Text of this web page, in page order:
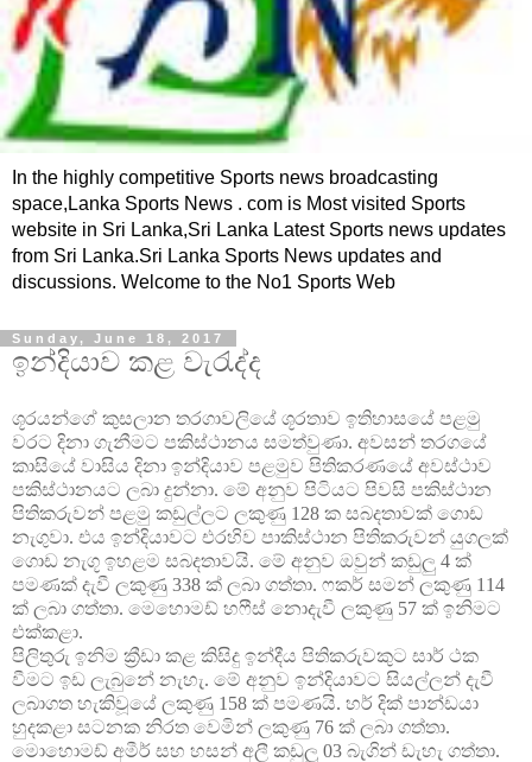
In the highly competitive Sports news broadcasting
space,Lanka Sports News . com is Most visited Sports
website in Sri Lanka,Sri Lanka Latest Sports news updates
from Sri Lanka.Sri Lanka Sports News updates and
discussions. Welcome to the No1 Sports Web
Sunday, June 18, 2017
ඉන්දියාව කළ වැරැද්ද
ශූරයන්ගේ කුසලාන තරගාවලියේ ශූරතාව ඉතිහාසයේ පළමු
වරට දිනා ගැනීමට පකිස්ථානය සමත්වුණා. අවසන් තරගයේ
කාසියේ වාසිය දිනා ඉන්දියාව පළමුව පිතිකරණයේ අවස්ථාව
පකිස්ථානයට ලබා දුන්නා. මේ අනුව පිටියට පිවසි පකිස්ථාන
පිතිකරුවන් පළමු කඩුල්ලට ලකුණු 128 ක සබදතාවක් ගොඩ
නැගුවා. එය ඉන්දියාවට එරහිව පාකිස්ථාන පිතිකරුවන් යුගලක්
ගොඩ නැගූ ඉහළම සබදතාවයි. මේ අනුව ඔවුන් කඩුලු 4 ක්
පමණක් දැවී ලකුණු 338 ක් ලබා ගත්තා. ෆකර් සමන් ලකුණු 114
ක් ලබා ගත්තා. මෙහොමඩ් හෆීස් නොදැවී ලකුණු 57 ක් ඉනිමට
එක්කළා.
පිලිතුරු ඉනිම ක්‍රීඩා කළ කිසිදු ඉන්දීය පිතිකරුවකුට සාර් ථක
වීමට ඉඩ ලැබුනේ නැහැ. මේ අනුව ඉන්දියාවට සියල්ලන් දැවී
ලබාගත හැකිවූයේ ලකුණු 158 ක් පමණයි. හර් දික් පාන්ඩයා
හුදකළා සටනක නිරත වෙමින් ලකුණු 76 ක් ලබා ගත්තා.
මොහොමඩ් අමීර් සහ හසන් අලී කඩුලු 03 බැගින් ඩැහැ ගත්තා.